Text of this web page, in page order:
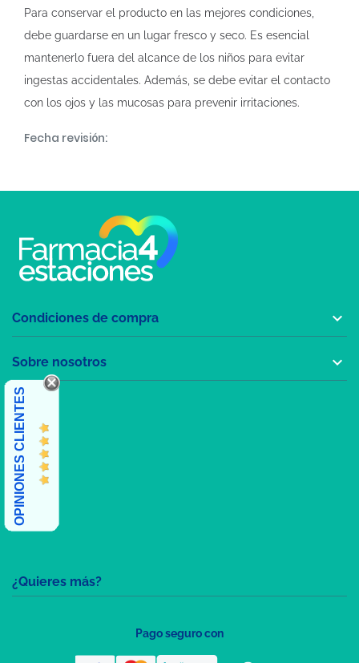
Para conservar el producto en las mejores condiciones,
debe guardarse en un lugar fresco y seco. Es esencial
mantenerlo fuera del alcance de los niños para evitar
ingestas accidentales. Además, se debe evitar el contacto
con los ojos y las mucosas para prevenir irritaciones.
Fecha revisión:
¿Quieres más?
Condiciones de compra 
Sobre nosotros 
OPINIONES CLIENTES
Pago seguro con